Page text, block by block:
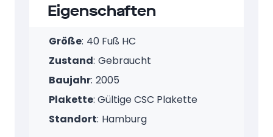
Eigenschaften
Größe: 40 Fuß HC
Zustand: Gebraucht
Baujahr: 2005
Plakette: Gültige CSC Plakette
Standort: Hamburg